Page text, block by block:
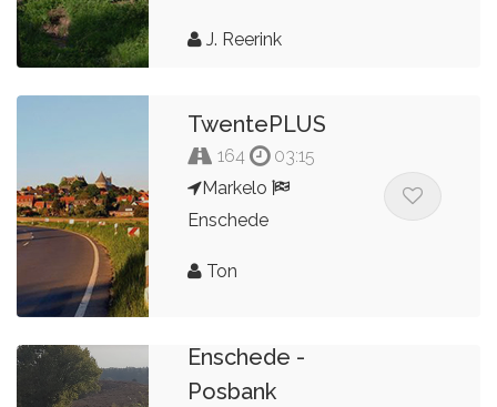
J. Reerink
TwentePLUS
164
03:15
Markelo
Enschede
Ton
Enschede -
Posbank